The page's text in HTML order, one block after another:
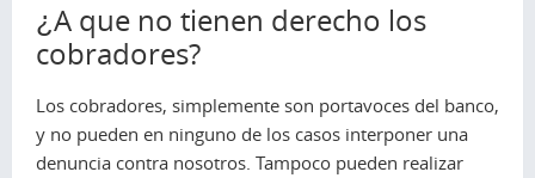
¿A que no tienen derecho los
cobradores?
Los cobradores, simplemente son portavoces del banco,
y no pueden en ninguno de los casos interponer una
denuncia contra nosotros. Tampoco pueden realizar